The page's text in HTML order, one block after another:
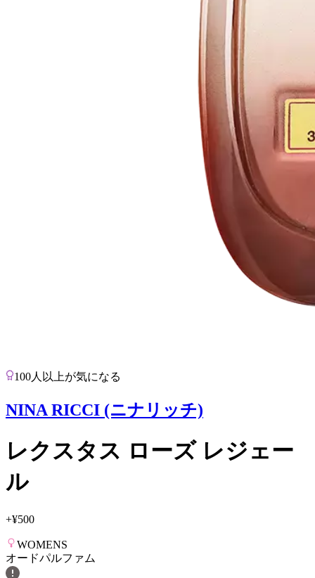
100人以上が気になる
NINA RICCI (ニナリッチ)
レクスタス ローズ レジェー
ル
+¥500
WOMENS
オードパルファム